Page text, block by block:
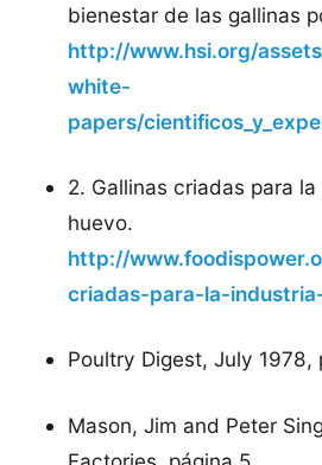
bienestar de las gallinas
http://www.hsi.org/
white-
papers/
2. Gallinas criadas para
huevo.
http://
criadas-para-la-
Poultry Digest, July 1978,
Mason, Jim and Peter